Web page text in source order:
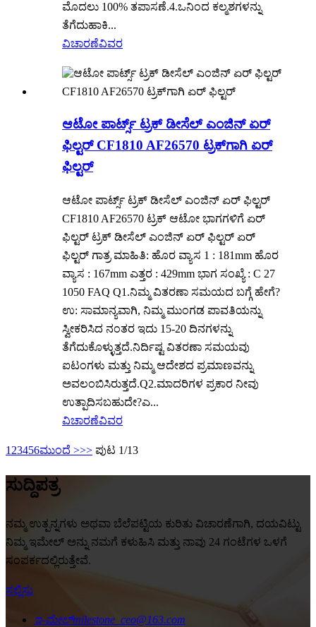
ಮೊದಲು 100% ತಪಾಸಣೆ.4.ಒನಿಂದ ಕಲ್ಮಶಗಳನ್ನು
ತೆಗೆದುಹಾಕಿ...
ವಿಚಾರಣೆವಿವರ
ಆಟೋ ಪಾರ್ಟ್ಸ್ ಟ್ರಕ್ ಡೀಸೆಲ್ ಎಂಜಿನ್ ಏರ್
ಫಿಲ್ಟರ್ CF1810 AF26570 ಟ್ರಕ್‌ಗಾಗಿ ಏರ್
ಫಿಲ್ಟರ್
ಆಟೋ ಪಾರ್ಟ್ಸ್ ಟ್ರಕ್ ಡೀಸೆಲ್ ಎಂಜಿನ್ ಏರ್ ಫಿಲ್ಟರ್
CF1810 AF26570 ಟ್ರಕ್ ಆಟೋ ಭಾಗಗಳಿಗೆ ಏರ್
ಫಿಲ್ಟರ್ ಟ್ರಕ್ ಡೀಸೆಲ್ ಎಂಜಿನ್ ಏರ್ ಫಿಲ್ಟರ್ ಏರ್
ಫಿಲ್ಟರ್ ಗಾತ್ರ ಮಾಹಿತಿ: ಹೊರ ವ್ಯಾಸ 1 : 181mm ಹೊರ
ವ್ಯಾಸ : 167mm ಎತ್ತರ : 429mm ಭಾಗ ಸಂಖ್ಯೆ : C 27
1050 FAQ Q1.ನಿಮ್ಮ ವಿತರಣಾ ಸಮಯದ ಬಗ್ಗೆ ಹೇಗೆ?
ಉ: ಸಾಮಾನ್ಯವಾಗಿ, ನಿಮ್ಮ ಮುಂಗಡ ಪಾವತಿಯನ್ನು
ಸ್ವೀಕರಿಸಿದ ನಂತರ ಇದು 15-20 ದಿನಗಳನ್ನು
ತೆಗೆದುಕೊಳ್ಳುತ್ತದೆ.ನಿರ್ದಿಷ್ಟ ವಿತರಣಾ ಸಮಯವು
ಐಟಂಗಳು ಮತ್ತು ನಿಮ್ಮ ಆದೇಶದ ಪ್ರಮಾಣವನ್ನು
ಅವಲಂಬಿಸಿರುತ್ತದೆ.Q2.ಮಾದರಿಗಳ ಪ್ರಕಾರ ನೀವು
ಉತ್ಪಾದಿಸಬಹುದೇ?ಎ...
ವಿಚಾರಣೆವಿವರ
1 23456ಮುಂದೆ >>> ಪುಟ 1/13
ಸುದ್ದಿಪತ್ರ
ನಮ್ಮ ಉತ್ಪನ್ನಗಳು ಅಥವಾ ಬೆಲೆಪಟ್ಟಿಯ ಕುರಿತು ವಿಚಾರಣೆಗಾಗಿ, ದಯವಿಟ್ಟು
ನಿಮ್ಮ ಇಮೇಲ್ ಅನ್ನು ನಮಗೆ ಕಳುಹಿಸಿ ಮತ್ತು ನಾವು 24 ಗಂಟೆಗಳ ಒಳಗೆ
ಸಂಪರ್ಕದಲ್ಲಿರುತ್ತೇವೆ.
ಸಲ್ಲಿಸು
ಇ-ಮೇಲ್milestone_ceo@163.com